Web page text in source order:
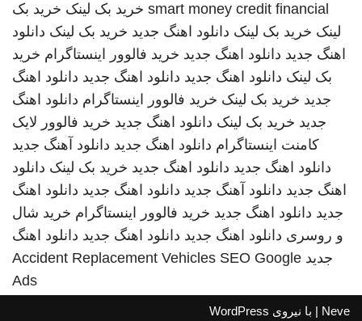
smart money credit financial خرید بک لینک خرید بک
لینک خرید بک لینک دانلود اهنگ جدید خرید بک لینک دانلود
اهنگ جدید دانلود اهنگ جدید خرید فالوور اینستاگرام خرید
بک لینک دانلود اهنگ جدید دانلود اهنگ جدید دانلود اهنگ
جدید خرید بک لینک خرید فالوور اینستاگرام دانلود اهنگ
جدید خرید بک لینک دانلود اهنگ جدید خرید فالوور لایک
کامنت اینستاگرام دانلود اهنگ جدید دانلود آهنگ جدید
دانلود اهنگ جدید دانلود اهنگ جدید خرید بک لینک دانلود
اهنگ جدید دانلود آهنگ جدید دانلود اهنگ جدید دانلود اهنگ
جدید دانلود اهنگ جدید خرید فالوور اینستاگرام خرید شال
و روسری دانلود اهنگ جدید دانلود اهنگ جدید دانلود اهنگ
جدید
Accident Replacement Vehicles SEO Google
Ads
Neve | با نیروی WordPress